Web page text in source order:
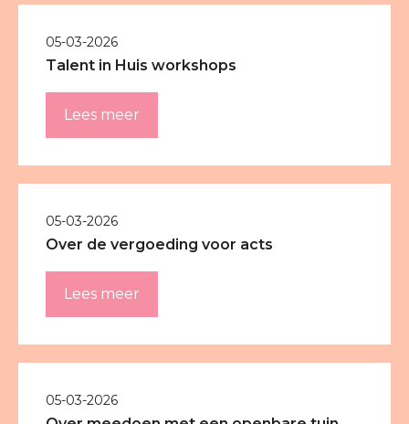
05-03-2026
Talent in Huis workshops
Lees meer
05-03-2026
Over de vergoeding voor acts
Lees meer
05-03-2026